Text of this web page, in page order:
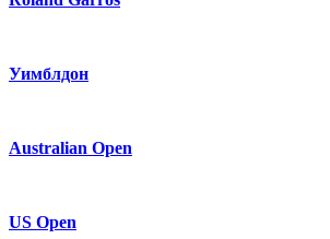
Уимблдон
Australian Open
US Open